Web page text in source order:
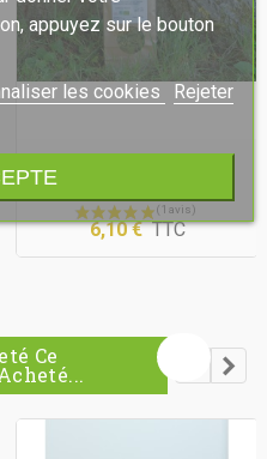
6,10 € TTC
Ce
appuyez sur le bouton
les cookies
Rejeter